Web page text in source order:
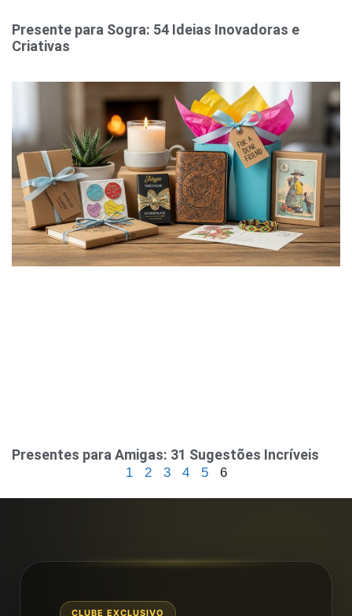
Presente para Sogra: 54 Ideias Inovadoras e
Criativas
Presentes para Amigas: 31 Sugestões Incríveis
1 2 3 4 5 6
CLUBE EXCLUSIVO